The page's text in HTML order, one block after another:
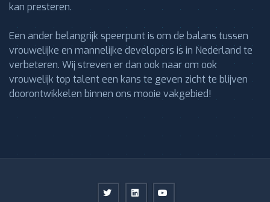
kan presteren.
Een ander belangrijk speerpunt is om de balans tussen
vrouwelijke en mannelijke developers is in Nederland te
verbeteren. Wij streven er dan ook naar om ook
vrouwelijk top talent een kans te geven zicht te blijven
doorontwikkelen binnen ons mooie vakgebied!